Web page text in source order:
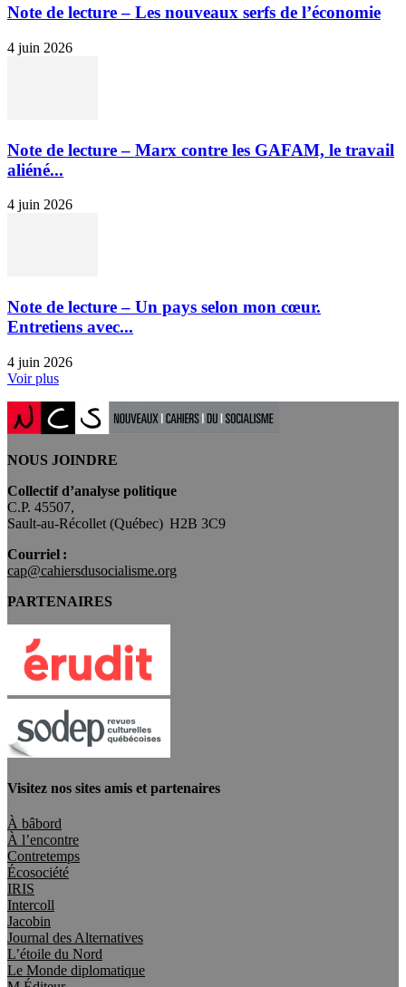
Note de lecture – Les nouveaux serfs de l’économie
4 juin 2026
Note de lecture – Marx contre les GAFAM, le travail
aliéné...
4 juin 2026
Note de lecture – Un pays selon mon cœur.
Entretiens avec...
4 juin 2026
Voir plus
NOUS JOINDRE
Collectif d’analyse politique
C.P. 45507,
Sault-au-Récollet (Québec) H2B 3C9
Courriel :
cap@cahiersdusocialisme.org
PARTENAIRES
Visitez nos sites amis et partenaires
À bâbord
À l’encontre
Contretemps
Écosociété
IRIS
Intercoll
Jacobin
Journal des Alternatives
L’étoile du Nord
Le Monde diplomatique